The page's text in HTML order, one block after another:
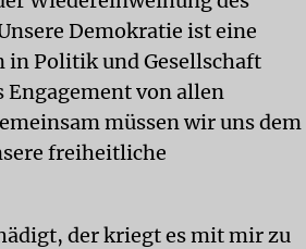
Demokratie ist eine
Politik und Gesellschaft
Engagement von allen
müssen wir uns dem
freiheitliche
der kriegt es mit mir zu